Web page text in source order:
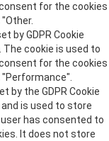
for the cookies
by GDPR Cookie
The cookie is used to
for the cookies
by the GDPR Cookie
is used to store
has consented to
It does not store